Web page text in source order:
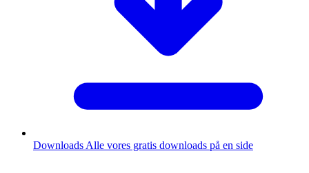
Downloads Alle vores gratis downloads på en side